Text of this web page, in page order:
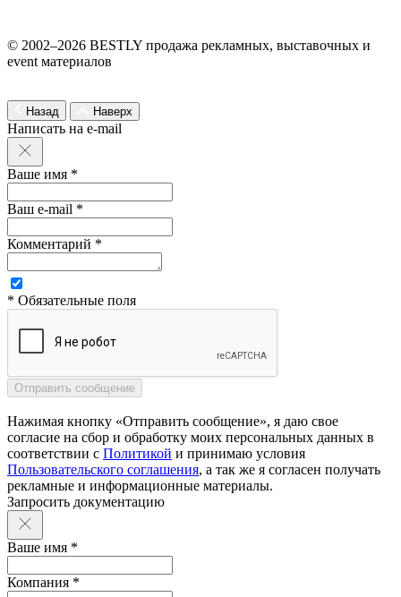
© 2002–2026 BESTLY продажа рекламных, выставочных и
event материалов
Назад Наверх
Написать на e-mail
Ваше имя *
Ваш e-mail *
Комментарий *
* Обязательные поля
Нажимая кнопку «Отправить сообщение», я даю свое
согласие на сбор и обработку моих персональных данных в
соответствии с Политикой и принимаю условия
Пользовательского соглашения, а так же я согласен получать
рекламные и информационные материалы.
Запросить документацию
Ваше имя *
Компания *